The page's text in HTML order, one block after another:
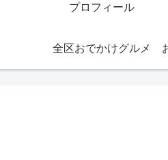
プロフィール
全区おでかけグルメ